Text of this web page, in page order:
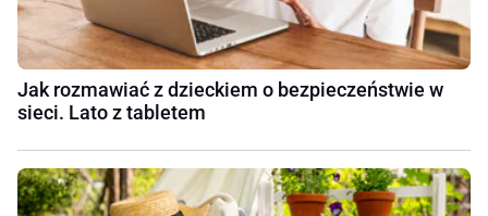
Jak rozmawiać z dzieckiem o bezpieczeństwie w
sieci. Lato z tabletem